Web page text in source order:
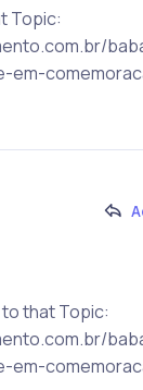
Topic:
em-
that Topic:
em-